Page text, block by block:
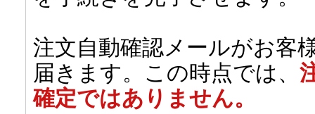
注文自動確認メールがお客
届きます。この時点では、
確定ではありません。